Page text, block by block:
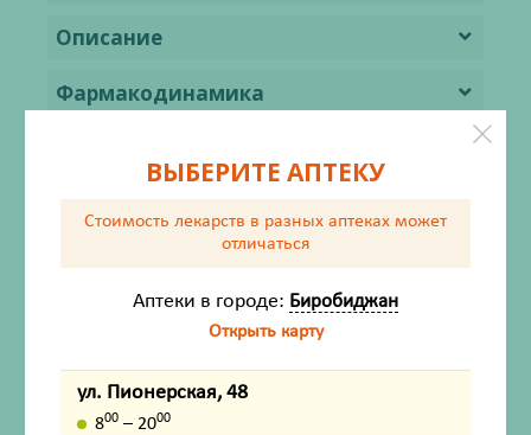
Описание
Фармакодинамика
Показания
Применение при беременности и в
период грудного вскармливания
Способ применения и дозы
ВЫБЕРИТЕ АПТЕКУ
Стоимость лекарств в разных аптеках может
отличаться
Аптеки в городе: Биробиджан
Открыть карту
ул. Пионерская, 48
800 – 2000